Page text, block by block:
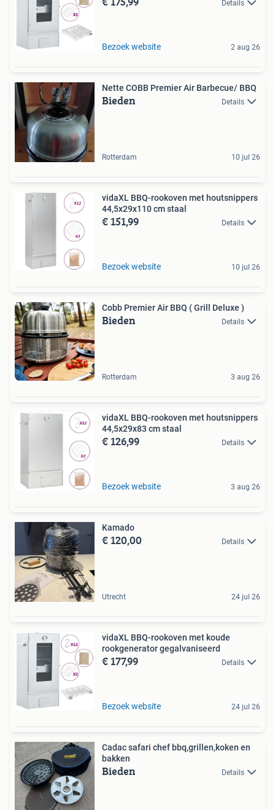
Details
Bezoek website 2 aug 26
Nette COBB Premier Air Barbecue/ BBQ
Bieden Details
Rotterdam 10 jul 26
vidaXL BBQ-rookoven met houtsnippers
44,5x29x110 cm staal
€ 151,99 Details
Bezoek website 10 jul 26
Cobb Premier Air BBQ ( Grill Deluxe )
Bieden Details
Rotterdam 3 aug 26
vidaXL BBQ-rookoven met houtsnippers
44,5x29x83 cm staal
€ 126,99 Details
Bezoek website 3 aug 26
Kamado
€ 120,00 Details
Utrecht 24 jul 26
vidaXL BBQ-rookoven met koude
rookgenerator gegalvaniseerd
€ 177,99 Details
Bezoek website 24 jul 26
Cadac safari chef bbq,grillen,koken en
bakken
Bieden Details